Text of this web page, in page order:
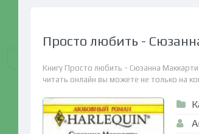
Просто любить -
Книгу Просто любить - Сюзанна
читать онлайн вы можете не только на